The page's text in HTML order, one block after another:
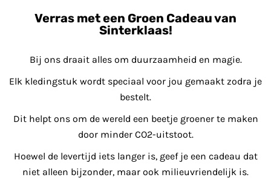
Verras met een Groen Cadeau van
Sinterklaas!
Bij ons draait alles om duurzaamheid en magie.
Elk kledingstuk wordt speciaal voor jou gemaakt zodra je
bestelt.
Dit helpt ons om de wereld een beetje groener te maken
door minder CO2-uitstoot.
Hoewel de levertijd iets langer is, geef je een cadeau dat
niet alleen bijzonder, maar ook milieuvriendelijk is.